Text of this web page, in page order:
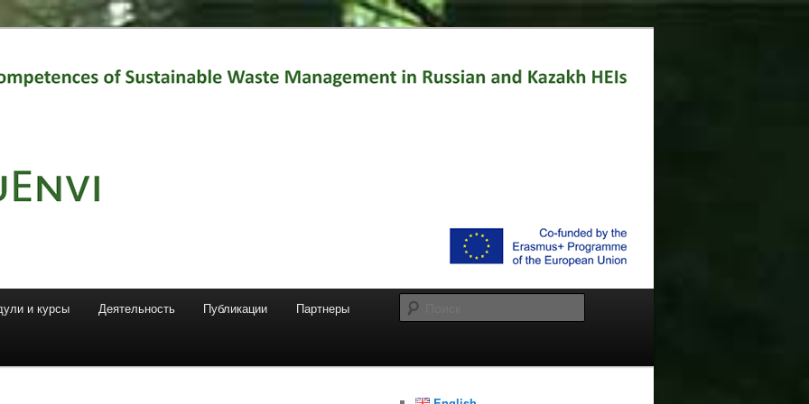
reflects the views only of the authors, and the Commission cannot
which may be made of the information contained therein."
и курсы Деятельность Публикации Партнеры